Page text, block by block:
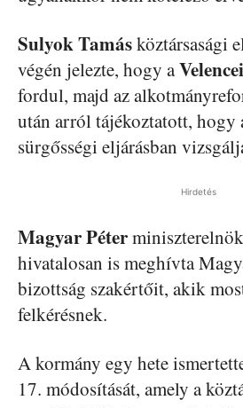
Sulyok Tamásköztársasági
végén jelezte, hogy a
fordul, majd az
után arról tájékoztatott, hogy
sürgősségi eljárásban
Hirdetés
Magyar Péter
hivatalosan is meghívta
bizottság szakértőit, akik
felkérésnek.
A kormány egy hete
17. módosítását, amely a